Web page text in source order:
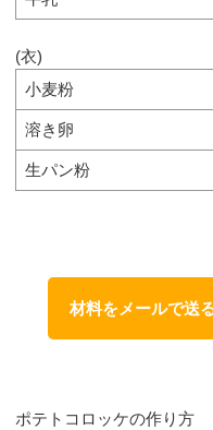
(衣)
小麦粉
溶き卵
生パン粉
材料をメールで送
ポテトコロッケの作り方